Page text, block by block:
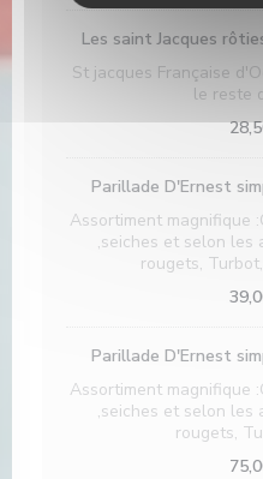
Les saint Jacques
St jacques Française
le reste
Parillade D'Ernest
Assortiment magnifique
,seiches et selon les
rougets,
Parillade D'Ernest
Assortiment magnifique
,seiches et selon les
rougets,